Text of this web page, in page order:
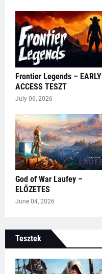
Frontier Legends – EARLY
ACCESS TESZT
July 06, 2026
God of War Laufey –
ELŐZETES
June 04, 2026
Tesztek